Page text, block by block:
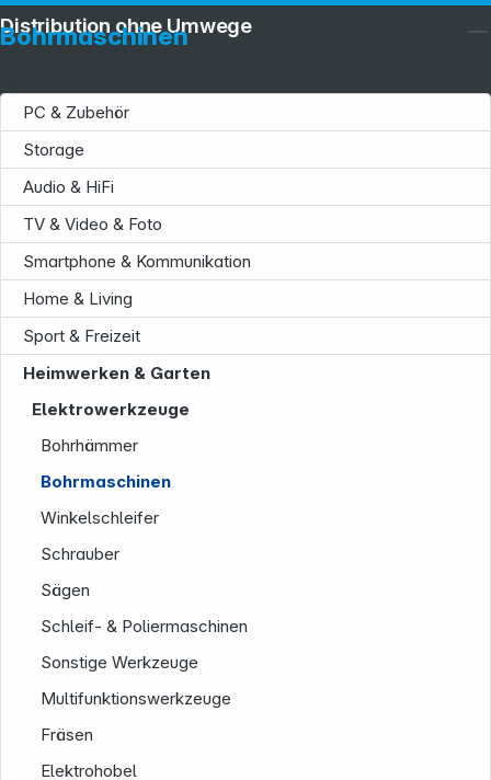
Bohrmaschinen
PC & Zubehör
Storage
Audio & HiFi
TV & Video & Foto
Smartphone & Kommunikation
Home & Living
Sport & Freizeit
Heimwerken & Garten
Elektrowerkzeuge
Bohrhämmer
Bohrmaschinen
Winkelschleifer
Schrauber
Sägen
Schleif- & Poliermaschinen
Sonstige Werkzeuge
Multifunktionswerkzeuge
Fräsen
Elektrohobel
Distribution ohne Umwege
Service